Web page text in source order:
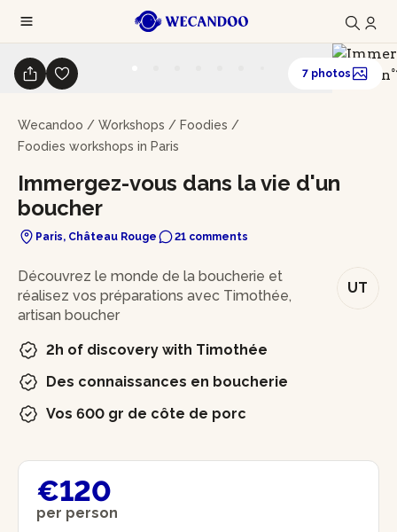
Wecandoo / Workshops / Foodies /
Foodies workshops in Paris
Immergez-vous dans la vie d'un
boucher
Paris, Château Rouge 21 comments
7 photos
In brief
UT
Découvrez le monde de la boucherie et
réalisez vos préparations avec Timothée,
artisan boucher
2h of discovery with Timothée
Des connaissances en boucherie
Vos 600 gr de côte de porc
€120
per person